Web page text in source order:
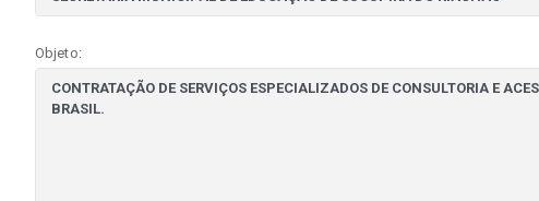
Objeto: